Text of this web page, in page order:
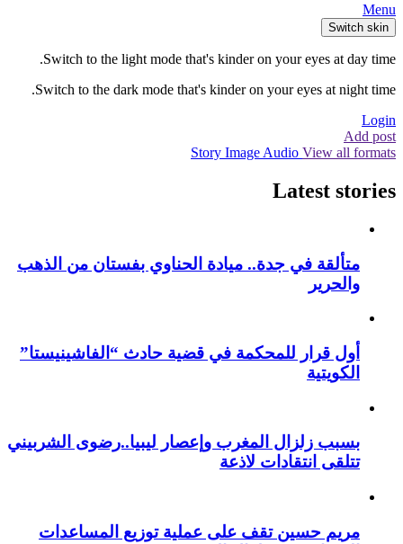
Menu
Switch skin
Switch to the light mode that's kinder on your eyes at day time.
Switch to the dark mode that's kinder on your eyes at night time.
Login
Add post
Story Image Audio View all formats
Latest stories
متألقة في جدة.. ميادة الحناوي بفستان من الذهب
والحرير
أول قرار للمحكمة في قضية حادث “الفاشينيستا”
الكويتية
بسبب زلزال المغرب وإعصار ليبيا..رضوى الشربيني
تتلقى انتقادات لاذعة
مريم حسين تقف على عملية توزيع المساعدات